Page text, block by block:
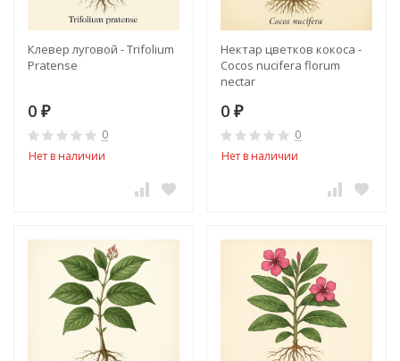
Клевер луговой - Trifolium
Pratense
0 ₽
0
Нет в наличии
Нектар цветков кокоса -
Cocos nucifera florum
nectar
0 ₽
0
Нет в наличии